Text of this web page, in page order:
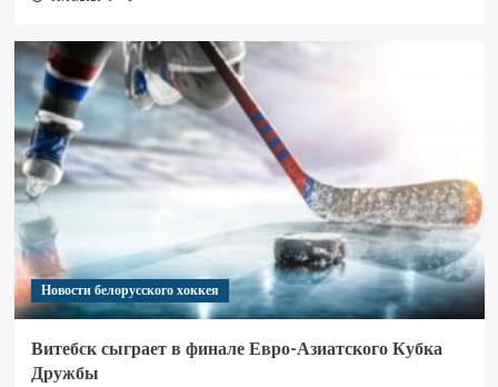
Новости белорусского хоккея
Витебск сыграет в финале Евро-Азиатского Кубка
Дружбы